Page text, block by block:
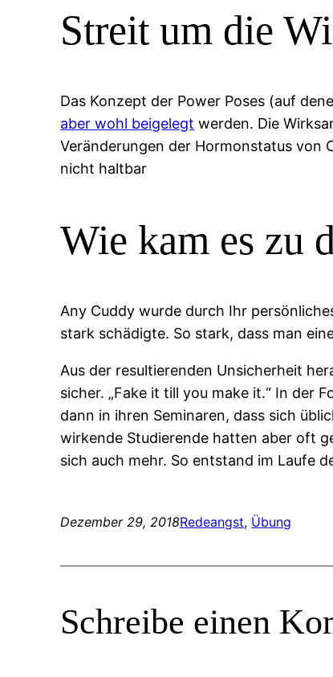
Streit um die
Das Konzept der Power Poses (auf
aber wohl beigelegt werden. Die
Veränderungen der Hormonstatus von
nicht haltbar
Wie kam es zu
Any Cuddy wurde durch Ihr
stark schädigte. So stark, dass man
Aus der resultierenden Unsicherheit
sicher. „Fake it till you make it.“ In der
dann in ihren Seminaren, dass sich
wirkende Studierende hatten aber oft
sich auch mehr. So entstand im Laufe
Dezember 29, 2018Redeangst, Übung
Schreibe einen